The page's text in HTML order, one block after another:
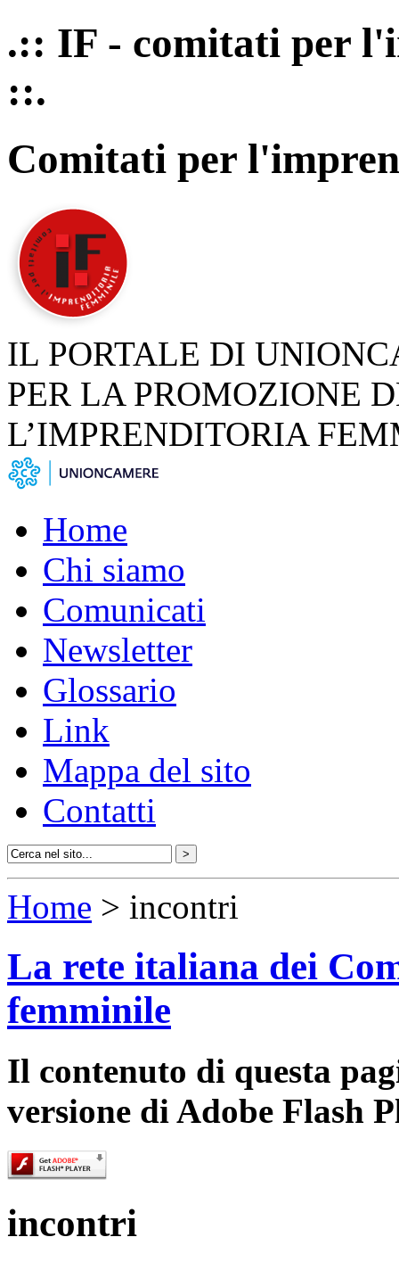
.:: IF - comitati per
::.
Comitati per
IL PORTALE DI
PER LA PROMOZIONE
L’IMPRENDITORIA
Home
Chi siamo
Comunicati
Newsletter
Glossario
Link
Mappa del sito
Contatti
Home > incontri
La rete italiana dei
femminile
Il contenuto di questa
versione di Adobe Flash
incontri